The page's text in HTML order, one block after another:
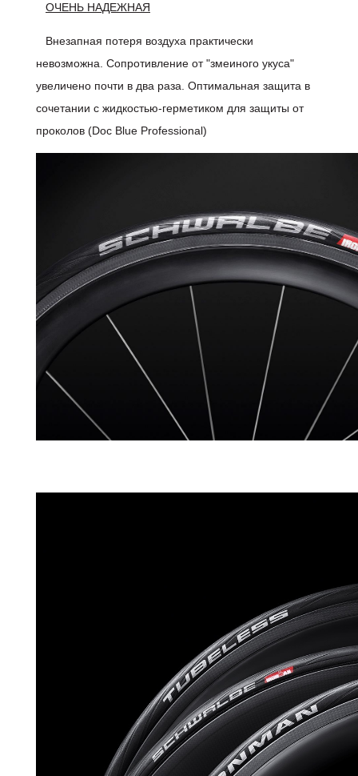
ОЧЕНЬ НАДЕЖНАЯ
Внезапная потеря воздуха практически
невозможна. Сопротивление от "змеиного укуса"
увеличено почти в два раза. Оптимальная защита в
сочетании с жидкостью-герметиком для защиты от
проколов (Doc Blue Professional)